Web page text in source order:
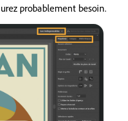
probablement besoin.